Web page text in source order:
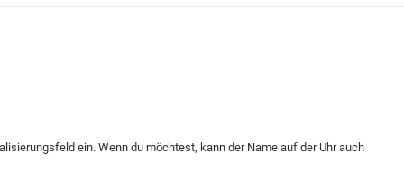
ein. Wenn du möchtest, kann der Name auf der Uhr auch